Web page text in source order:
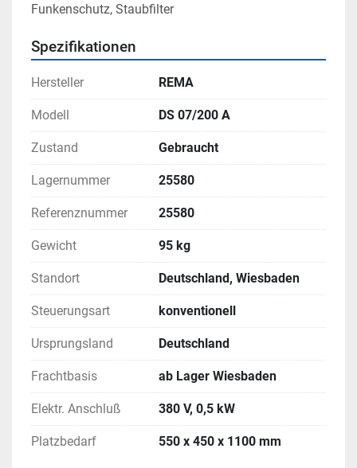
Funkenschutz, Staubfilter
Spezifikationen
Hersteller REMA
Modell DS 07/200 A
Zustand Gebraucht
Lagernummer 25580
Referenznummer 25580
Gewicht 95 kg
Standort Deutschland, Wiesbaden
Steuerungsart konventionell
Ursprungsland Deutschland
Frachtbasis ab Lager Wiesbaden
Elektr. Anschluß 380 V, 0,5 kW
Platzbedarf 550 x 450 x 1100 mm